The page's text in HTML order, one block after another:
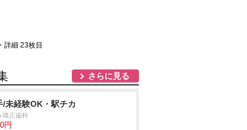
詳細 23枚目
さらに見る
/未経験OK・駅チカ
矯正歯科
円